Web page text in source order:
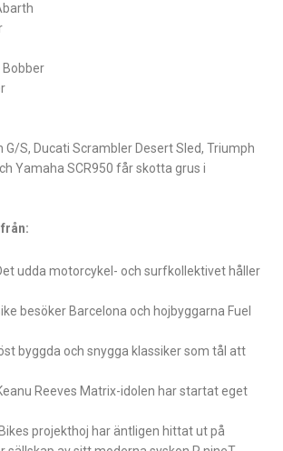
Bobber
G/S, Ducati Scrambler Desert Sled, Triumph
Yamaha SCR950 får skotta grus i
udda motorcykel- och surfkollektivet håller
besöker Barcelona och hojbyggarna Fuel
byggda och snygga klassiker som tål att
Reeves Matrix-idolen har startat eget
Bikes projekthoj har äntligen hittat ut på